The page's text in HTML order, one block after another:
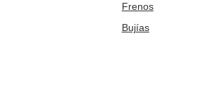
Frenos
Bujías